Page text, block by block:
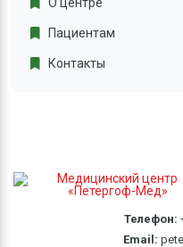
Пациентам
Контакты
Телефон:
Email: